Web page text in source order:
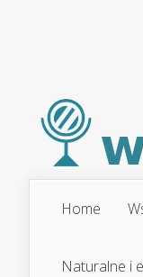
Home
Naturalne i